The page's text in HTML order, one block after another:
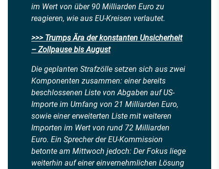
im Wert von über 90 Milliarden Euro zu
reagieren, wie aus EU-Kreisen verlautet.
>>> Trumps Ära der konstanten Unsicherheit
– Zollpause bis August
Die geplanten Strafzölle setzen sich aus zwei
Komponenten zusammen: einer bereits
beschlossenen Liste von Abgaben auf US-
Importe im Umfang von 21 Milliarden Euro,
sowie einer erweiterten Liste mit weiteren
Importen im Wert von rund 72 Milliarden
Euro. Ein Sprecher der EU-Kommission
betonte am Mittwoch jedoch: Der Fokus liege
weiterhin auf einer einvernehmlichen Lösung